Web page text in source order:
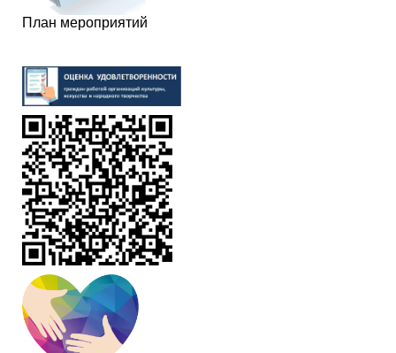
План мероприятий